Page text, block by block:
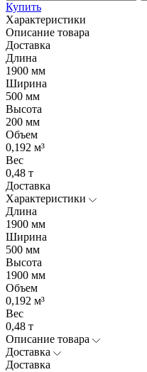
Купить
Характеристики
Описание товара
Доставка
Длина
1900 мм
Ширина
500 мм
Высота
200 мм
Объем
0,192 м³
Вес
0,48 т
Доставка
Характеристики
Длина
1900 мм
Ширина
500 мм
Высота
1900 мм
Объем
0,192 м³
Вес
0,48 т
Описание товара
Доставка
Доставка